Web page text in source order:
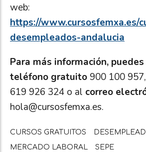
web:
https://www.cursosfemxa.es/
desempleados-andalucia
Para más información,
teléfono gratuito 900 100
619 926 324 o al correo
hola@cursosfemxa.es.
CURSOS GRATUITOS
MERCADO LABORAL
SEPE